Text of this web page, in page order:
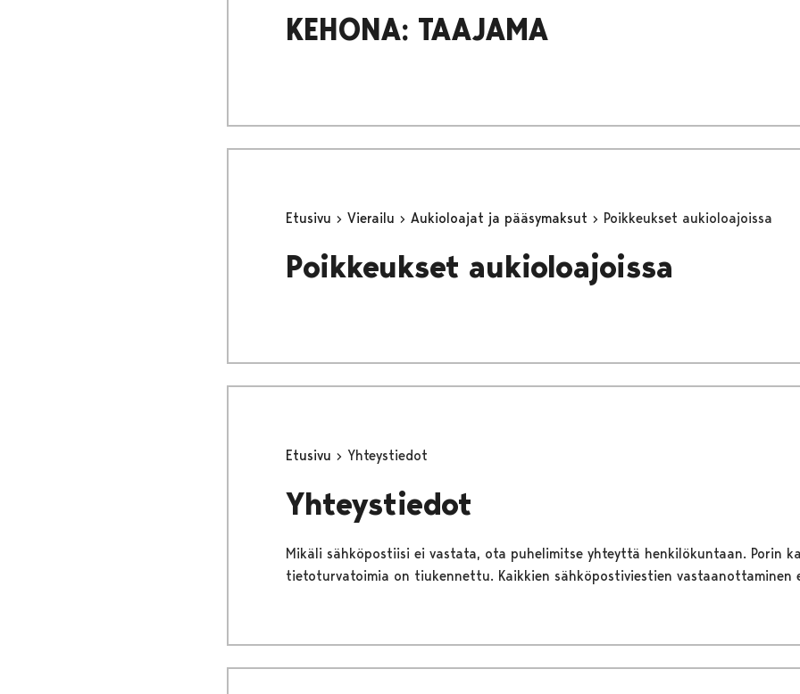
KEHONA: TAAJAMA
Etusivu Vierailu Aukioloajat ja pääsymaksut Poikkeukset aukioloajoissa
Poikkeukset aukioloajoissa
Etusivu Yhteystiedot
Yhteystiedot
Mikäli sähköpostiisi ei vastata, ota puhelimitse yhteyttä henkilökuntaan. Porin
tietoturvatoimia on tiukennettu. Kaikkien sähköpostiviestien vastaanottaminen